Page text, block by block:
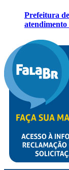
Prefeitura